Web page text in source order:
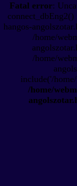
Fatal error:
hangos-
/home/
/home/
include('/
/home/